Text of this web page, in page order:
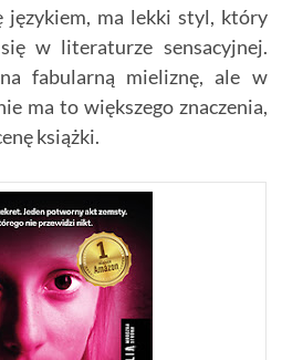
językiem, ma lekki styl, który
w literaturze sensacyjnej.
fabularną mieliznę, ale w
ma to większego znaczenia,
książki.